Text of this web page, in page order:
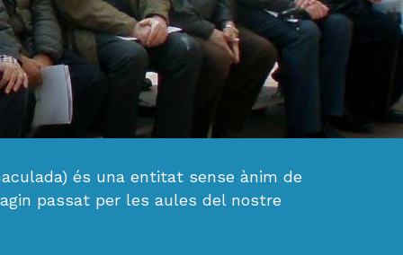
és una entitat sense ànim de
passat per les aules del nostre
i